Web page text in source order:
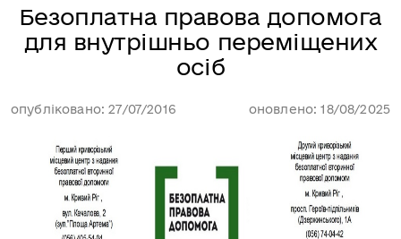
Безоплатна правова допомога
для внутрішньо переміщених
осіб
опубліковано: 27/07/2016 оновлено: 18/08/2025